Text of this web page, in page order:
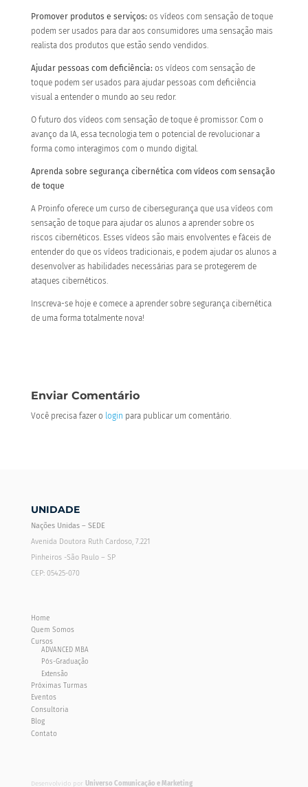
Promover produtos e serviços: os vídeos com sensação de toque
podem ser usados para dar aos consumidores uma sensação mais
realista dos produtos que estão sendo vendidos.
Ajudar pessoas com deficiência: os vídeos com sensação de
toque podem ser usados para ajudar pessoas com deficiência
visual a entender o mundo ao seu redor.
O futuro dos vídeos com sensação de toque é promissor. Com o
avanço da IA, essa tecnologia tem o potencial de revolucionar a
forma como interagimos com o mundo digital.
Aprenda sobre segurança cibernética com vídeos com sensação
de toque
A Proinfo oferece um curso de cibersegurança que usa vídeos com
sensação de toque para ajudar os alunos a aprender sobre os
riscos cibernéticos. Esses vídeos são mais envolventes e fáceis de
entender do que os vídeos tradicionais, e podem ajudar os alunos a
desenvolver as habilidades necessárias para se protegerem de
ataques cibernéticos.
Inscreva-se hoje e comece a aprender sobre segurança cibernética
de uma forma totalmente nova!
Enviar Comentário
Você precisa fazer o login para publicar um comentário.
UNIDADE
Nações Unidas – SEDE
Avenida Doutora Ruth Cardoso, 7.221
Pinheiros -São Paulo – SP
CEP: 05425-070
Home
Quem Somos
Cursos
ADVANCED MBA
Pós-Graduação
Extensão
Próximas Turmas
Eventos
Consultoria
Blog
Contato
Desenvolvido por Universo Comunicação e Marketing